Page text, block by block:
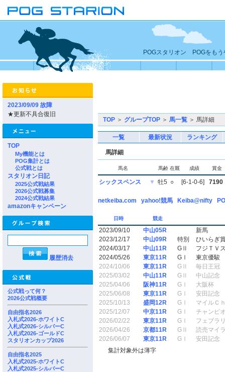
POGスタリオン POGをもう
2023/09/09 故障
★更新不具合復旧
TOP
My機能とは
POG集計とは
公式戦とは
スタリオン日記
2025公式戦結果
2026公式戦募集
2024公式戦結果
amazonキャンペーン
履歴消去
公式戦って何？
2026公式戦概要
自由指名2026
入札式2026-ホワイトC
入札式2026-シルバーC
入札式2026-ゴールドC
スタリオンカップ2026
自由指名2025
入札式2025-ホワイトC
入札式2025-シルバーC
TOP ＞ グループTOP ＞ 馬一覧 ＞ 馬詳細
一覧 最新状況 ランキング
馬詳細
馬名 馬齢 在厩 成績 賞金
シックスペンス ▼ 牡5 ○ [6-1-0-6] 7190
netkeiba.com yahoo!競馬 Keiba@nifty
日時 競走
2023/09/10 中山05R
新馬
2023/12/17
中山09R 特別
ひいらぎ
2024/03/17
中山11R GⅡ
フジＴＶ
2024/05/26
東京11R GⅠ
東京優駿
2024/10/06
東京11R GⅡ
毎日王冠
2025/03/02
中山11R GⅡ
中山記念
2025/04/06
阪神11R GⅠ
大阪杯
2025/06/08
東京11R GⅠ
安田記念
2025/10/13
盛岡12R GⅠ
マイルＣ
2025/12/07
中京11R GⅠ
チャンピ
2026/02/22
東京11R GⅠ
フェブラ
2026/04/26
京都11R GⅡ
読売マイ
2026/06/07
東京11R GⅠ
安田記念
集計対象外は薄字